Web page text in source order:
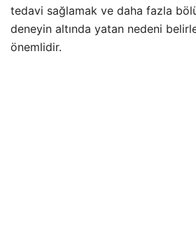
tedavi sağlamak ve daha fazla
deneyin altında yatan nedeni
önemlidir.